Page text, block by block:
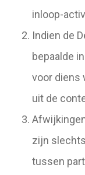
inloop-
Indien de
bepaalde
voor diens
uit de
zijn
tussen